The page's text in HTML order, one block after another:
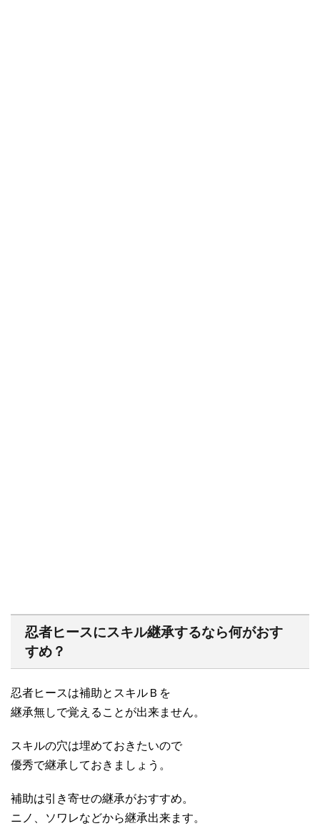
忍者ヒースにスキル継承するなら何がおす
すめ？
忍者ヒースは補助とスキルＢを
継承無しで覚えることが出来ません。
スキルの穴は埋めておきたいので
優秀で継承しておきましょう。
補助は引き寄せの継承がおすすめ。
ニノ、ソワレなどから継承出来ます。